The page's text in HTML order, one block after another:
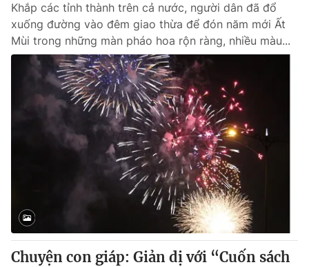
Khắp các tỉnh thành trên cả nước, người dân đã đổ
xuống đường vào đêm giao thừa để đón năm mới Ất
Mùi trong những màn pháo hoa rộn ràng, nhiều màu...
Chuyện con giáp: Giản dị với “Cuốn sách